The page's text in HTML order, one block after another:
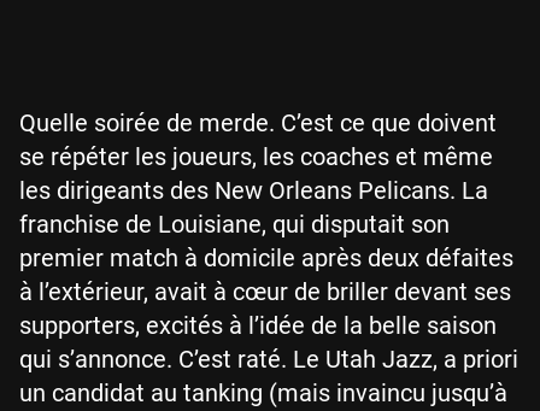
Quelle soirée de merde. C’est ce que doivent
se répéter les joueurs, les coaches et même
les dirigeants des New Orleans Pelicans. La
franchise de Louisiane, qui disputait son
premier match à domicile après deux défaites
à l’extérieur, avait à cœur de briller devant ses
supporters, excités à l’idée de la belle saison
qui s’annonce. C’est raté. Le Utah Jazz, a priori
un candidat au tanking (mais invaincu jusqu’à